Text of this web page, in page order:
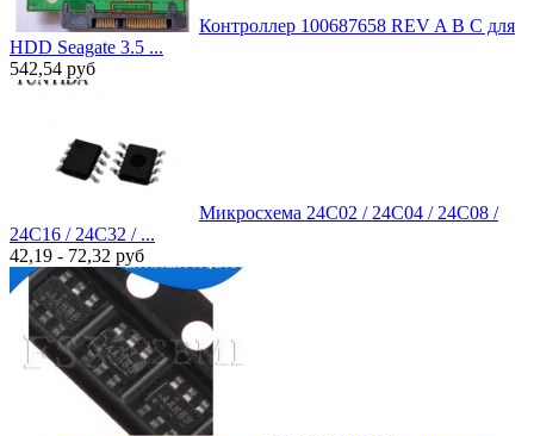
Контроллер 100687658 REV A B C для
HDD Seagate 3.5 ...
542,54 руб
Микросхема 24C02 / 24C04 / 24C08 /
24C16 / 24C32 / ...
42,19 - 72,32 руб